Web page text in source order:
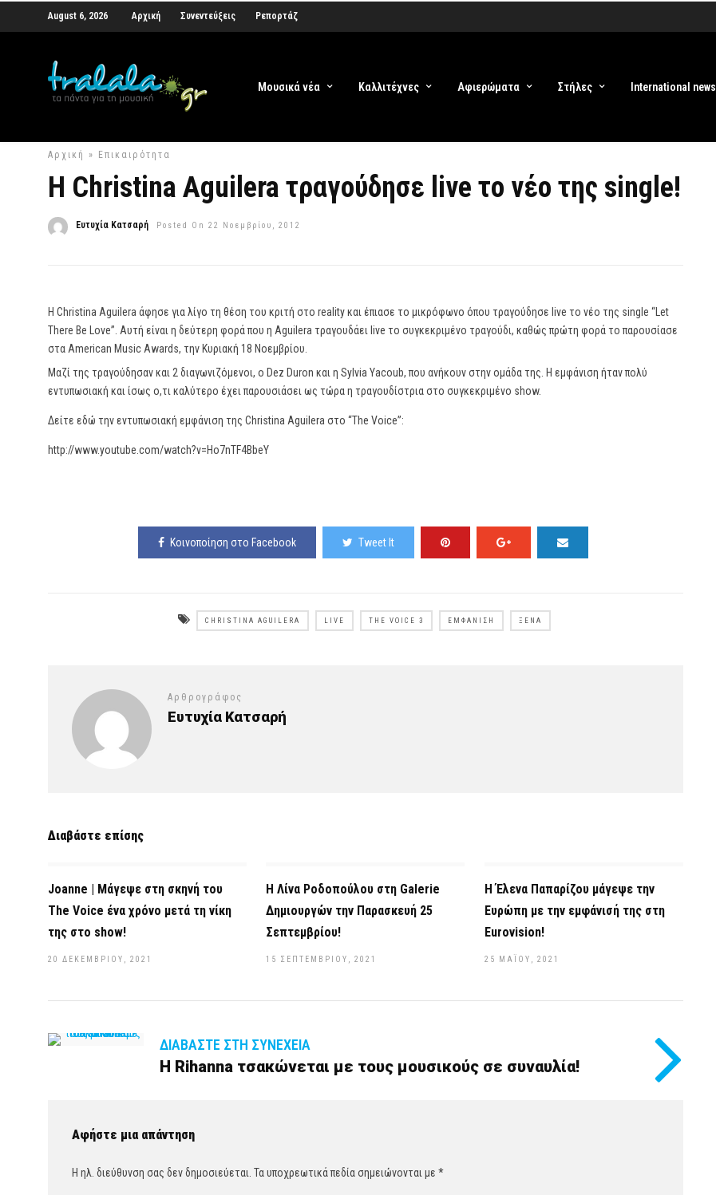
August 6, 2026 Αρχική Συνεντεύξεις Ρεπορτάζ
Μουσικά νέα Καλλιτέχνες Αφιερώματα Στήλες International news
Αρχική » Επικαιρότητα
H Christina Aguilera τραγούδησε live το νέο της single!
Ευτυχία Κατσαρή Posted On 22 Νοεμβρίου, 2012
H Christina Aguilera άφησε για λίγο τη θέση του κριτή στο reality και έπιασε το μικρόφωνο όπου τραγούδησε live το νέο της single “Let
There Be Love”. Αυτή είναι η δεύτερη φορά που η Aguilera τραγουδάει live το συγκεκριμένο τραγούδι, καθώς πρώτη φορά το παρουσίασε
στα American Music Awards, την Κυριακή 18 Νοεμβρίου.
Μαζί της τραγούδησαν και 2 διαγωνιζόμενοι, ο Dez Duron και η Sylvia Yacoub, που ανήκουν στην ομάδα της. H εμφάνιση ήταν πολύ
εντυπωσιακή και ίσως ο,τι καλύτερο έχει παρουσιάσει ως τώρα η τραγουδίστρια στο συγκεκριμένο show.
Δείτε εδώ την εντυπωσιακή εμφάνιση της Christina Aguilera στο “The Voice”:
http://www.youtube.com/watch?v=Ho7nTF4BbeY
Κοινοποίηση στο Facebook Tweet It
CHRISTINA AGUILERA LIVE THE VOICE 3 ΕΜΦΆΝΙΣΗ ΞΈΝΑ
Αρθρογράφος
Ευτυχία Κατσαρή
Διαβάστε επίσης
Joanne | Μάγεψε στη σκηνή του
The Voice ένα χρόνο μετά τη νίκη
της στο show!
20 ΔΕΚΕΜΒΡΊΟΥ, 2021
Η Λίνα Ροδοπούλου στη Galerie
Δημιουργών την Παρασκευή 25
Σεπτεμβρίου!
15 ΣΕΠΤΕΜΒΡΊΟΥ, 2021
Η Έλενα Παπαρίζου μάγεψε την
Ευρώπη με την εμφάνισή της στη
Eurovision!
25 ΜΑΪ́ΟΥ, 2021
ΔΙΑΒΆΣΤΕ ΣΤΗ ΣΥΝΈΧΕΙΑ
Η Rihanna τσακώνεται με τους μουσικούς σε συναυλία!
Αφήστε μια απάντηση
Η ηλ. διεύθυνση σας δεν δημοσιεύεται. Τα υποχρεωτικά πεδία σημειώνονται με *